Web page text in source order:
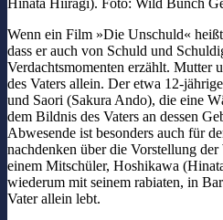
Wenn ein Film »Die Unschuld«
dass er auch von Schuld und
Verdachtsmomenten erzählt. Mutter
des Vaters allein. Der etwa 12-
und Saori (Sakura Ando), die eine
dem Bildnis des Vaters an dessen
Abwesende ist besonders auch für
nachdenken über die Vorstellung
einem Mitschüler, Hoshikawa
wiederum mit seinem rabiaten, in
Vater allein lebt.